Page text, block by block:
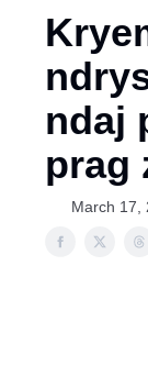
ndaj
prag
March 17,